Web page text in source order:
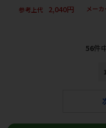
参考上代 2,040円 メー
56件
1